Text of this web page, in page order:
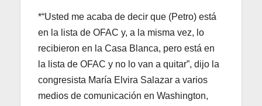
*“Usted me acaba de decir que (Petro) está
en la lista de OFAC y, a la misma vez, lo
recibieron en la Casa Blanca, pero está en
la lista de OFAC y no lo van a quitar”, dijo la
congresista María Elvira Salazar a varios
medios de comunicación en Washington,